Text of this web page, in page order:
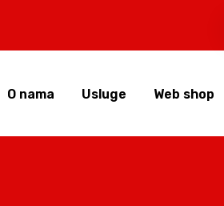
O nama Usluge Web shop